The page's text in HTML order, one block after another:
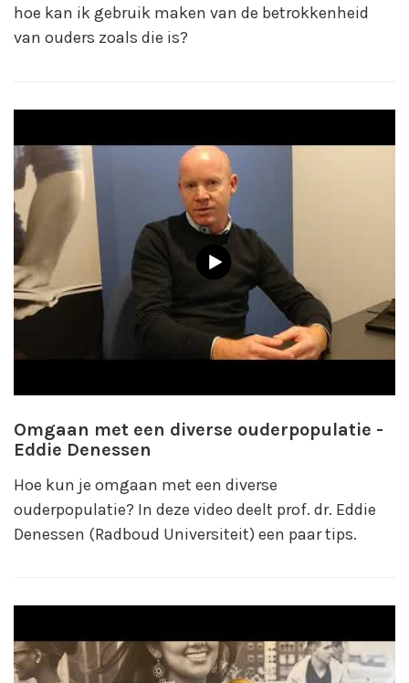
hoe kan ik gebruik maken van de betrokkenheid
van ouders zoals die is?
Omgaan met een diverse ouderpopulatie -
Eddie Denessen
Hoe kun je omgaan met een diverse
ouderpopulatie? In deze video deelt prof. dr. Eddie
Denessen (Radboud Universiteit) een paar tips.